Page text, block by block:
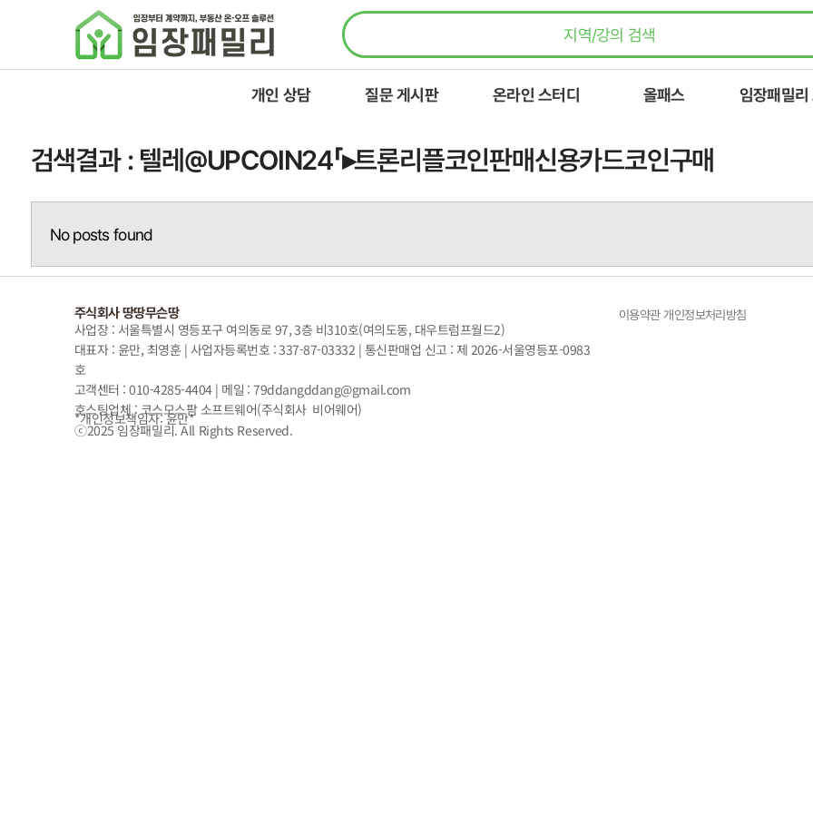
개인 상담 질문 게시판 온라인 스터디 올패스 임장패밀
검색결과 : 텔레@UPCOIN24「▸트론리플코인판매신용카드코인구매
No posts found
주식회사 땅땅무슨땅
사업장 : 서울특별시 영등포구 여의동로 97, 3층 비310호(여의도동, 대우트럼프월드2)
대표자 : 윤만, 최영훈 | 사업자등록번호 : 337-87-03332 | 통신판매업 신고 : 제 2026-서울영등포-0983
호
고객센터 : 010-4285-4404 | 메일 : 79ddangddang@gmail.com
호스팅업체 : 코스모스팜 소프트웨어(주식회사 비어웨어)
*개인정보책임자: 윤만*
ⓒ2025 임장패밀리. All Rights Reserved.
이용약관개인정보처리방침